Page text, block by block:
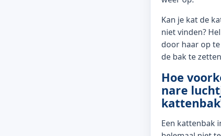
Kan je kat de
niet vinden?
door haar op
de bak te
Hoe
nare
Een kattenbak